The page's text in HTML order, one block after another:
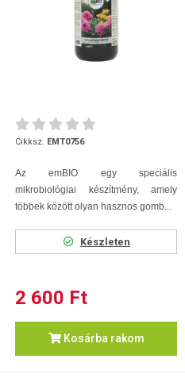
Cikksz. EMT0756
Az emBIO egy speciális
mikrobiológiai készítmény, amely
többek között olyan hasznos gomb...
Készleten
2 600 Ft
Kosárba rakom